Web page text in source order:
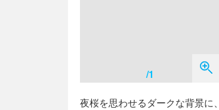
/1
夜桜を思わせるダークな背景に